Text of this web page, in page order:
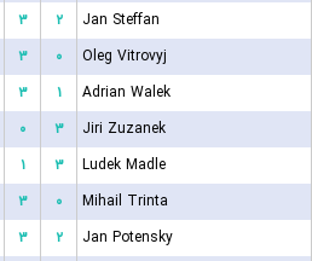
۳ ۲
Jan Steffan
۳ ۰
Oleg Vitrovyj
۳ ۱
Adrian Walek
۰ ۳
Jiri Zuzanek
۱ ۳
Ludek Madle
۳ ۰
Mihail Trinta
۳ ۲
Jan Potensky